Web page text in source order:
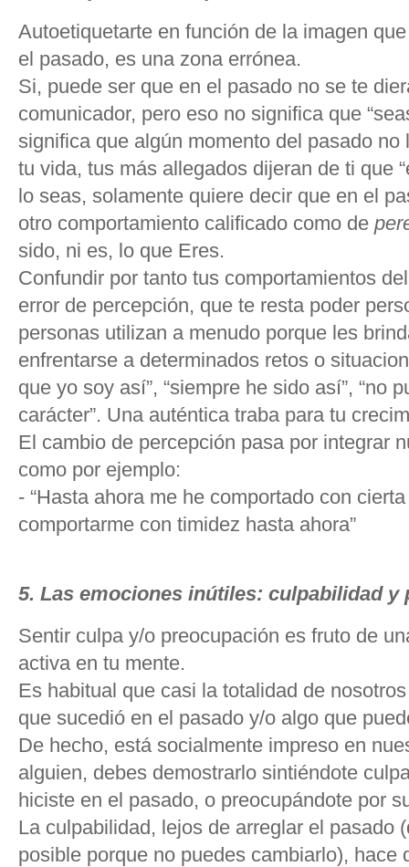
Autoetiquetarte en función de la imagen
el pasado, es una zona errónea.
Si, puede ser que en el pasado no se te
comunicador, pero eso no significa que
significa que algún momento del pasado
tu vida, tus más allegados dijeran de ti que
lo seas, solamente quiere decir que en el
otro comportamiento calificado como de
sido, ni es, lo que Eres.
Confundir por tanto tus comportamientos
error de percepción, que te resta poder
personas utilizan a menudo porque les
enfrentarse a determinados retos o
que yo soy así”, “siempre he sido así”, “no
carácter”. Una auténtica traba para tu
El cambio de percepción pasa por integrar
como por ejemplo:
- “Hasta ahora me he comportado con
comportarme con timidez hasta ahora”
5. Las emociones inútiles: culpabilidad y
Sentir culpa y/o preocupación es fruto de
activa en tu mente.
Es habitual que casi la totalidad de
que sucedió en el pasado y/o algo que
De hecho, está socialmente impreso en
alguien, debes demostrarlo sintiéndote
hiciste en el pasado, o preocupándote por
La culpabilidad, lejos de arreglar el pasado
posible porque no puedes cambiarlo), hace